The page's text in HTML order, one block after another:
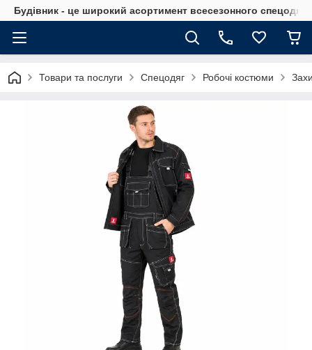
Будівник - це широкий асортимент всесезонного спецодягу
Товари та послуги Спецодяг Робочі костюми